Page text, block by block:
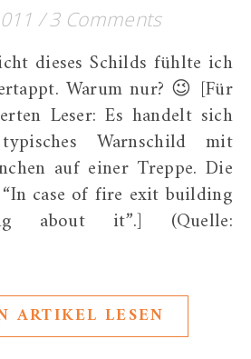
/ 3 Comments
Warum nur? 😉 [Für
Leser: Es handelt sich
Warnschild mit
auf einer Treppe. Die
case of fire exit building
about it”.] (Quelle:
ARTIKEL LESEN